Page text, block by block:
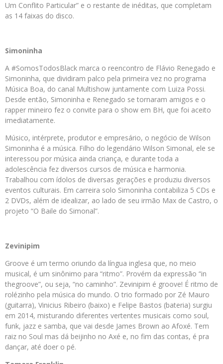
Um Conflito Particular” e o restante de inéditas, que completam
as 14 faixas do disco.
Simoninha
A #SomosTodosBlack marca o reencontro de Flávio Renegado e
Simoninha, que dividiram palco pela primeira vez no programa
Música Boa, do canal Multishow juntamente com Luiza Possi.
Desde então, Simoninha e Renegado se tornaram amigos e o
rapper mineiro fez o convite para o show em BH, que foi aceito
imediatamente.
Músico, intérprete, produtor e empresário, o negócio de Wilson
Simoninha é a música. Filho do legendário Wilson Simonal, ele se
interessou por música ainda criança, e durante toda a
adolescência fez diversos cursos de música e harmonia.
Trabalhou com ídolos de diversas gerações e produziu diversos
eventos culturais. Em carreira solo Simoninha contabiliza 5 CDs e
2 DVDs, além de idealizar, ao lado de seu irmão Max de Castro, o
projeto “O Baile do Simonal”.
Zevinipim
Groove é um termo oriundo da língua inglesa que, no meio
musical, é um sinônimo para “ritmo”. Provém da expressão “in
thegroove”, ou seja, “no caminho”. Zevinipim é groove! É ritmo de
rolézinho pela música do mundo. O trio formado por Zé Mauro
(guitarra), Vinicius Ribeiro (baixo) e Felipe Bastos (bateria) surgiu
em 2014, misturando diferentes vertentes musicais como soul,
funk, jazz e samba, que vai desde James Brown ao Afoxé. Tem
raiz no Soul mas dá beijinho no Axé e, no fim das contas, é pra
dançar, até doer o pé.